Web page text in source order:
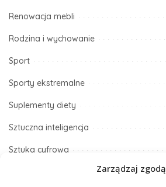
Zarządzaj zgodą
Renowacja mebli
Rodzina i wychowanie
Sport
Sporty ekstremalne
Suplementy diety
Sztuczna inteligencja
Sztuka cyfrowa